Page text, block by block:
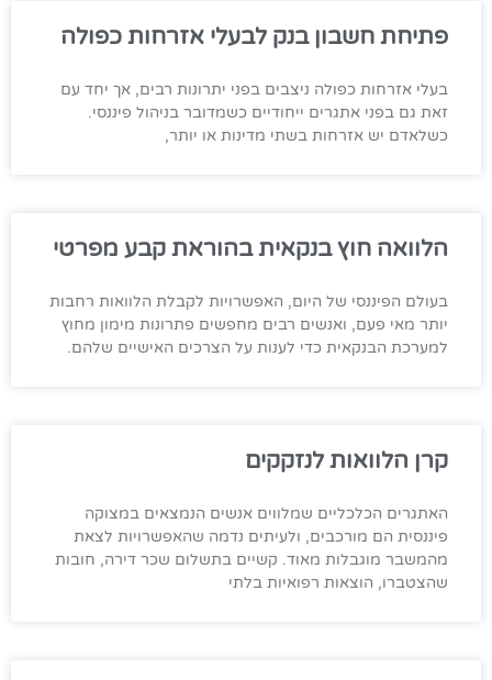
פתיחת חשבון בנק לבעלי אזרחות כפולה
בעלי אזרחות כפולה ניצבים בפני יתרונות רבים, אך יחד עם
זאת גם בפני אתגרים ייחודיים כשמדובר בניהול פיננסי.
כשלאדם יש אזרחות בשתי מדינות או יותר,
הלוואה חוץ בנקאית בהוראת קבע מפרטי
בעולם הפיננסי של היום, האפשרויות לקבלת הלוואות רחבות
יותר מאי פעם, ואנשים רבים מחפשים פתרונות מימון מחוץ
למערכת הבנקאית כדי לענות על הצרכים האישיים שלהם.
קרן הלוואות לנזקקים
האתגרים הכלכליים שמלווים אנשים הנמצאים במצוקה
פיננסית הם מורכבים, ולעיתים נדמה שהאפשרויות לצאת
מהמשבר מוגבלות מאוד. קשיים בתשלום שכר דירה, חובות
שהצטברו, הוצאות רפואיות בלתי